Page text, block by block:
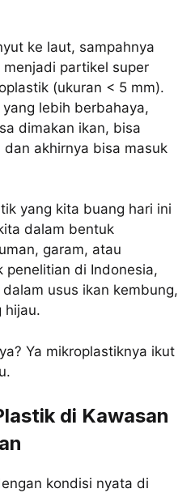
ke laut, sampahnya
partikel super
(ukuran < 5 mm).
lebih berbahaya,
dimakan ikan, bisa
akhirnya bisa masuk
yang kita buang hari ini
dalam bentuk
garam, atau
penelitian di Indonesia,
usus ikan kembung,
hijau.
Ya mikroplastiknya ikut
di Kawasan
kondisi nyata di